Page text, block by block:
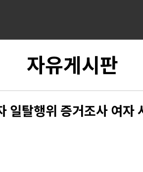
자유게시판
일탈행위 증거조사 여자